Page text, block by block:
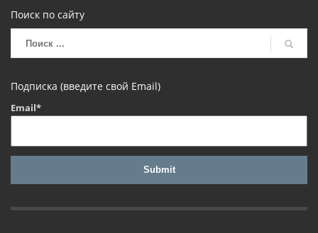
Поиск по сайту
Подписка (введите свой Email)
Email*